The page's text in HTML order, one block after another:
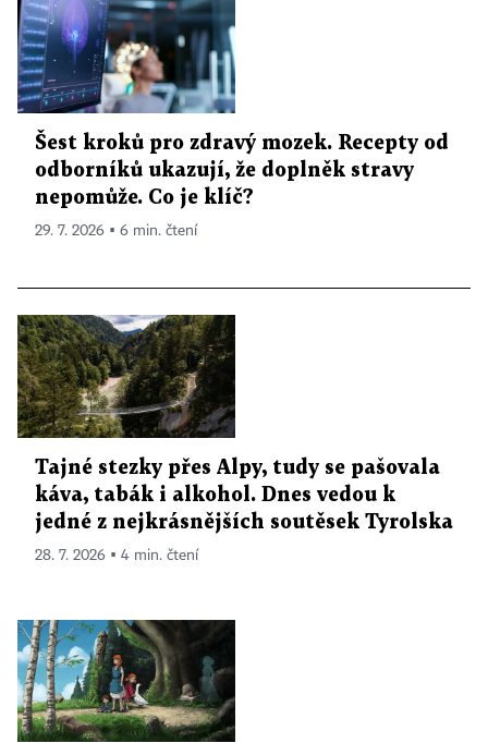
Šest kroků pro zdravý mozek. Recepty od
odborníků ukazují, že doplněk stravy
nepomůže. Co je klíč?
29. 7. 2026 ▪ 6 min. čtení
Tajné stezky přes Alpy, tudy se pašovala
káva, tabák i alkohol. Dnes vedou k
jedné z nejkrásnějších soutěsek Tyrolska
28. 7. 2026 ▪ 4 min. čtení